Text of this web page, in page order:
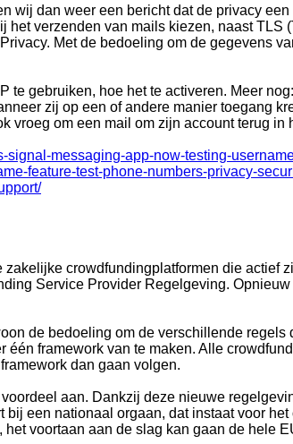
wij dan weer een bericht dat de privacy
het verzenden van mails kiezen, naast TLS
Met de bedoeling om de gegevens
gebruiken, hoe het te activeren. Meer
zij op een of andere manier toegang
vroeg om een mail om zijn account terug in
signal-messaging-app-now-testing-
feature-test-phone-numbers-privacy-
zakelijke crowdfundingplatformen die actief
Service Provider Regelgeving.
de bedoeling om de verschillende
één framework van te maken. Alle
dan gaan volgen.
aan. Dankzij deze nieuwe
bij een nationaal orgaan, dat instaat voor
het voortaan aan de slag kan gaan de hele